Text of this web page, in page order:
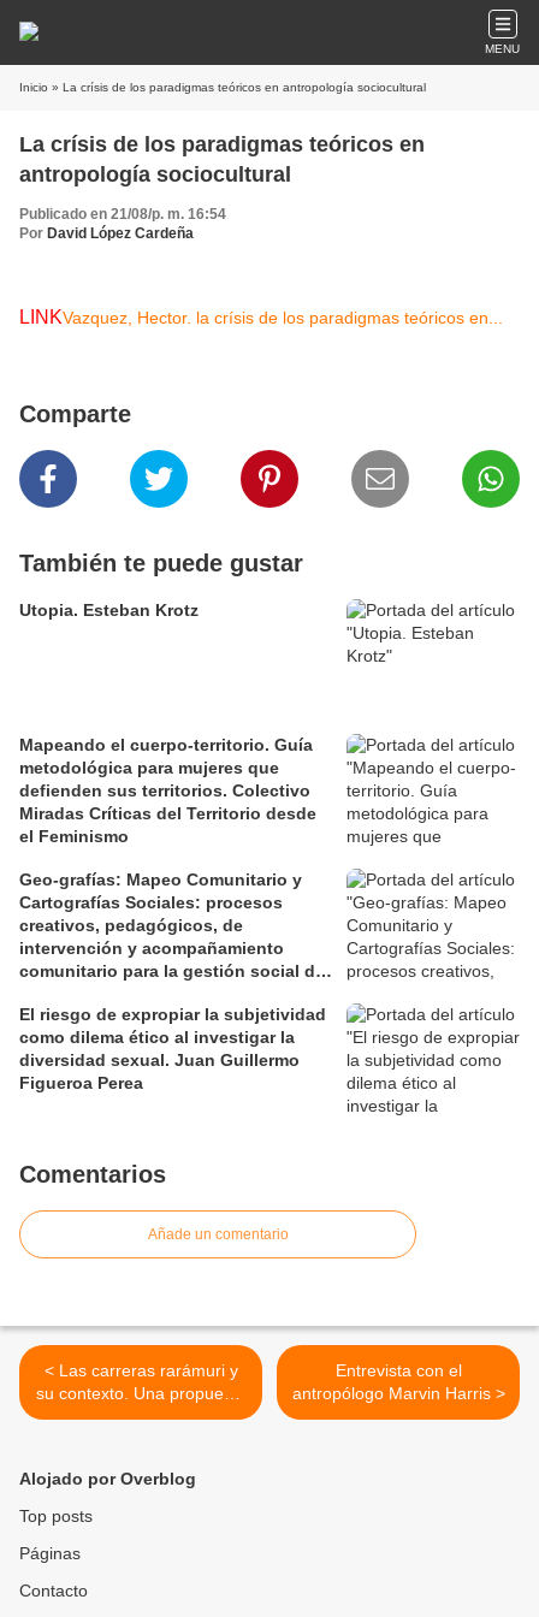
MENU
Inicio » La crísis de los paradigmas teóricos en antropología sociocultural
La crísis de los paradigmas teóricos en
antropología sociocultural
Publicado en 21/08/p. m. 16:54
Por David López Cardeña
LINKVazquez, Hector. la crísis de los paradigmas teóricos en...
Comparte
También te puede gustar
Utopia. Esteban Krotz
Mapeando el cuerpo-territorio. Guía
metodológica para mujeres que
defienden sus territorios. Colectivo
Miradas Críticas del Territorio desde
el Feminismo
Geo-grafías: Mapeo Comunitario y
Cartografías Sociales: procesos
creativos, pedagógicos, de
intervención y acompañamiento
comunitario para la gestión social de
El riesgo de expropiar la subjetividad
como dilema ético al investigar la
diversidad sexual. Juan Guillermo
Figueroa Perea
Comentarios
Añade un comentario
< Las carreras rarámuri y
su contexto. Una propuesta
de interpretación.
Entrevista con el
antropólogo Marvin Harris >
Alojado por Overblog
Top posts
Páginas
Contacto